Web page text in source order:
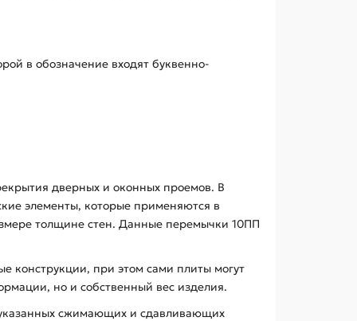
в обозначение входят буквенно-
дверных и оконных проемов. В
элементы, которые применяются в
толщине стен. Данные перемычки 10ПП
конструкции, при этом сами плиты могут
но и собственный вес изделия.
сжимающих и сдавливающих